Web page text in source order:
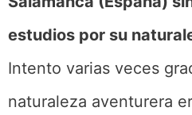
estudios por su
Intento varias veces
naturaleza aventurera